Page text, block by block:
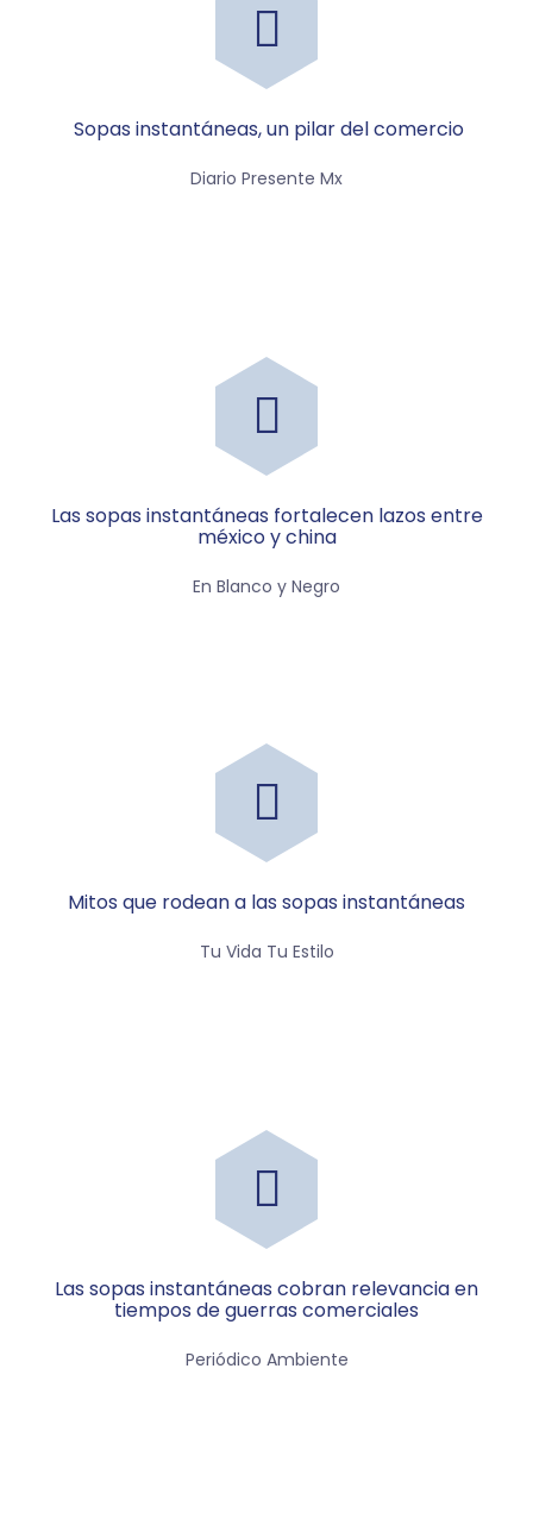
sopas instantáneas, un pilar del comercio
Diario Presente Mx
las sopas instantáneas fortalecen lazos entre
méxico y china
En Blanco y Negro
Mitos que rodean a las sopas instantáneas
Tu Vida Tu Estilo
las sopas instantáneas cobran relevancia en
tiempos de guerras comerciales
Periódico Ambiente